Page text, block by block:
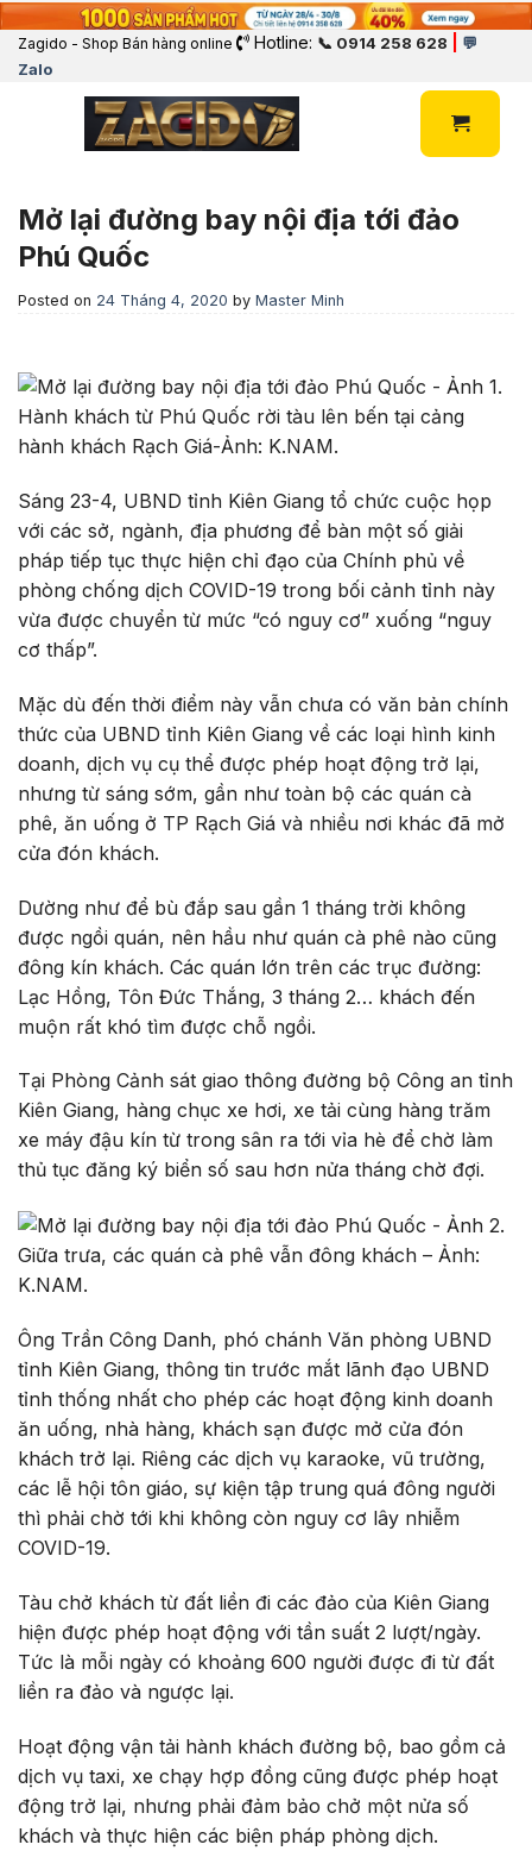
Zagido - Shop Bán hàng online Hotline: 📞 0914 258 628
💬
Zalo
Mở lại đường bay nội địa tới đảo
Phú Quốc
Posted on 24 Tháng 4, 2020 by Master Minh
Hành khách từ Phú Quốc rời tàu lên bến tại cảng
hành khách Rạch Giá-Ảnh: K.NAM.
Sáng 23-4, UBND tỉnh Kiên Giang tổ chức cuộc họp
với các sở, ngành, địa phương để bàn một số giải
pháp tiếp tục thực hiện chỉ đạo của Chính phủ về
phòng chống dịch COVID-19 trong bối cảnh tỉnh này
vừa được chuyển từ mức “có nguy cơ” xuống “nguy
cơ thấp”.
Mặc dù đến thời điểm này vẫn chưa có văn bản chính
thức của UBND tỉnh Kiên Giang về các loại hình kinh
doanh, dịch vụ cụ thể được phép hoạt động trở lại,
nhưng từ sáng sớm, gần như toàn bộ các quán cà
phê, ăn uống ở TP Rạch Giá và nhiều nơi khác đã mở
cửa đón khách.
Dường như để bù đắp sau gần 1 tháng trời không
được ngồi quán, nên hầu như quán cà phê nào cũng
đông kín khách. Các quán lớn trên các trục đường:
Lạc Hồng, Tôn Đức Thắng, 3 tháng 2… khách đến
muộn rất khó tìm được chỗ ngồi.
Tại Phòng Cảnh sát giao thông đường bộ Công an tỉnh
Kiên Giang, hàng chục xe hơi, xe tải cùng hàng trăm
xe máy đậu kín từ trong sân ra tới vỉa hè để chờ làm
thủ tục đăng ký biển số sau hơn nửa tháng chờ đợi.
Giữa trưa, các quán cà phê vẫn đông khách – Ảnh:
K.NAM.
Ông Trần Công Danh, phó chánh Văn phòng UBND
tỉnh Kiên Giang, thông tin trước mắt lãnh đạo UBND
tỉnh thống nhất cho phép các hoạt động kinh doanh
ăn uống, nhà hàng, khách sạn được mở cửa đón
khách trở lại. Riêng các dịch vụ karaoke, vũ trường,
các lễ hội tôn giáo, sự kiện tập trung quá đông người
thì phải chờ tới khi không còn nguy cơ lây nhiễm
COVID-19.
Tàu chở khách từ đất liền đi các đảo của Kiên Giang
hiện được phép hoạt động với tần suất 2 lượt/ngày.
Tức là mỗi ngày có khoảng 600 người được đi từ đất
liền ra đảo và ngược lại.
Hoạt động vận tải hành khách đường bộ, bao gồm cả
dịch vụ taxi, xe chạy hợp đồng cũng được phép hoạt
động trở lại, nhưng phải đảm bảo chở một nửa số
khách và thực hiện các biện pháp phòng dịch.